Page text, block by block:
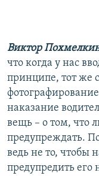
Виктор
что когда у нас
принципе, тот же
наказание
вещь – о том, что
предупреждать.
ведь не то, чтобы
предупредить